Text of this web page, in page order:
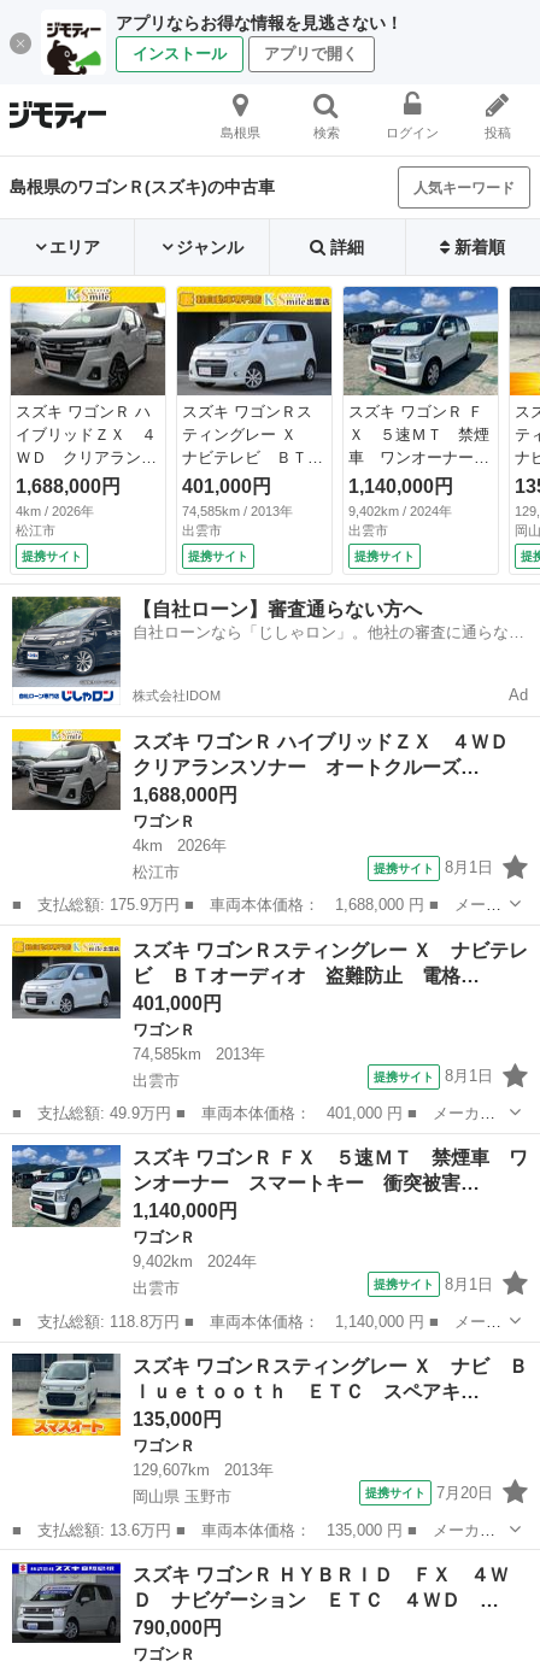
アプリならお得な情報を見逃さない！
インストール アプリで開く
島根県 検索 ログイン 投稿
島根県のワゴンＲ(スズキ)の中古車 人気キーワード
エリア ジャンル 詳細 新着順
スズキ ワゴンＲ ハ
イブリッドＺＸ ４
ＷＤ クリアランス
ソナー オートクル
ーズコントロール
衝突被害軽減システ
ム オートライト
ＬＥＤヘッドラン
プ スマートキー
アイドリングストッ
プ 電動格納ミラ
ー シートヒータ
ー ベンチシート
ＣＶＴ （検11.5）
1,688,000円
4km / 2026年
松江市
提携サイト
スズキ ワゴンＲス
ティングレー Ｘ
ナビテレビ ＢＴオ
ーディオ 盗難防
止 電格ミラー Ｉ
ストップ スマート
キープッシュスター
ト ワンセグＴＶ
ＡＢＳ付 運転席エ
アバッグ パワス
テ ＡＵＴＯエアコ
ックプレイヤー接続
401,000円
74,585km / 2013年
出雲市
提携サイト
スズキ ワゴンＲ Ｆ
Ｘ ５速ＭＴ 禁煙
車 ワンオーナー
スマートキー 衝突
被害軽減ブレーキ
シートヒーター デ
ジタルインナーミラ
ー バックカメラ
（検9.10）
1,140,000円
9,402km / 2024年
出雲市
提携サイト
ス
テ
ナ
ｏ
ペ
（
岡
提
【自社ローン】審査通らない方へ
自社ローンなら「じしゃロン」。他社の審査に通らなか
株式会社IDOM Ad
スズキ ワゴンＲ ハイブリッドＺＸ ４ＷＤ
クリアランスソナー オートクルーズ…
1,688,000円
ワゴンＲ
4km
2026年
松江市
提携サイト 8月1日
■ 支払総額: 175.9万円 ■ 車両本体価格： 1,688,000 円 ■ メーカ
ー名： スズキ ■ 車種名： ワゴンＲ ■ グレード名： ハイブリ
ッドＺＸ ４ＷＤ クリアランスソナー オートクルーズコントロー
ル 衝突...
島根 松江市 ワゴンＲ
スズキ ワゴンＲスティングレー Ｘ ナビテレ
ビ ＢＴオーディオ 盗難防止 電格…
401,000円
ワゴンＲ
74,585km
2013年
出雲市
提携サイト 8月1日
■ 支払総額: 49.9万円 ■ 車両本体価格： 401,000 円 ■ メーカー
名： スズキ ■ 車種名： ワゴンＲスティングレー ■ グレード
名： Ｘ ナビテレビ ＢＴオーディオ 盗難防止 電格ミラー Ｉ
ストップ スマ...
島根 出雲市 ワゴンＲ
スズキ ワゴンＲ ＦＸ ５速ＭＴ 禁煙車 ワ
ンオーナー スマートキー 衝突被害…
1,140,000円
ワゴンＲ
9,402km
2024年
出雲市
提携サイト 8月1日
■ 支払総額: 118.8万円 ■ 車両本体価格： 1,140,000 円 ■ メーカ
ー名： スズキ ■ 車種名： ワゴンＲ ■ グレード名： ＦＸ ５
速ＭＴ 禁煙車 ワンオーナー スマートキー 衝突被害軽減ブレー
キ シー...
島根 出雲市 ワゴンＲ
スズキ ワゴンＲスティングレー Ｘ ナビ Ｂ
ｌｕｅｔｏｏｔｈ ＥＴＣ スペアキ…
135,000円
ワゴンＲ
129,607km
2013年
岡山県 玉野市
提携サイト 7月20日
■ 支払総額: 13.6万円 ■ 車両本体価格： 135,000 円 ■ メーカー
名： スズキ ■ 車種名： ワゴンＲスティングレー ■ グレード
名： Ｘ ナビ Ｂｌｕｅｔｏｏｔｈ ＥＴＣ スペアキー ＡＷ
■ 排気量： ...
岡山 玉野市 ワゴンＲ
スズキ ワゴンＲ ＨＹＢＲＩＤ ＦＸ ４Ｗ
Ｄ ナビゲーション ＥＴＣ ４ＷＤ …
790,000円
ワゴンＲ